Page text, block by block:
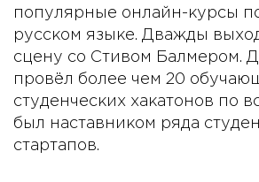
популярные онлайн-курсы
русском языке. Дважды
сцену со Стивом Балмером.
провёл более чем 20
студенческих хакатонов по
был наставником ряда
стартапов.